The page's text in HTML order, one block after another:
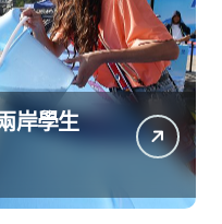
岸學生